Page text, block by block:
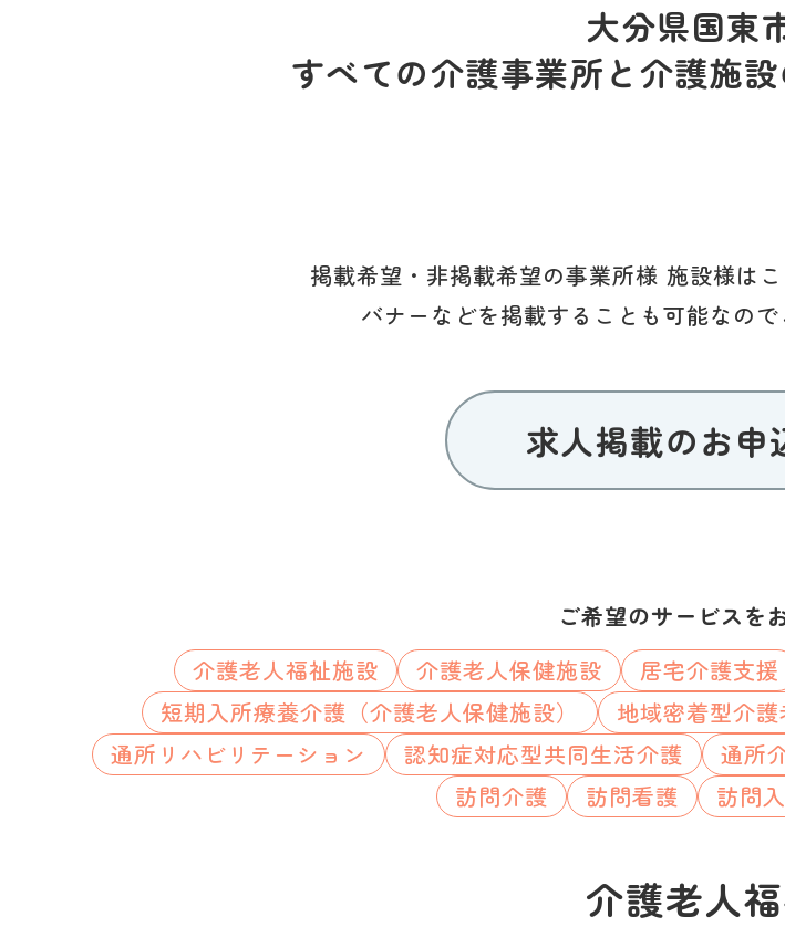
大分県国東
すべての介護事業所と介護施
掲載希望・非掲載希望の事業所様 施設様は
バナーなどを掲載することも可能なの
求人掲載のお申
ご希望のサービスを
介護老人福祉施設
介護老人保健施設 居宅介護支援
短期入所療養介護（介護老人保健施設）
地域密着型介
通所リハビリテーション
認知症対応型共同生活介護 通所
訪問介護
訪問看護 訪問
介護老人